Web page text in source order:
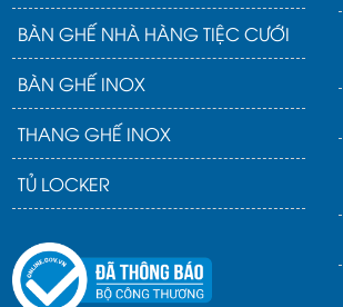
BÀN GHẾ NHÀ HÀNG TIỆC CƯỚI
BÀN GHẾ INOX
THANG GHẾ INOX
TỦ LOCKER